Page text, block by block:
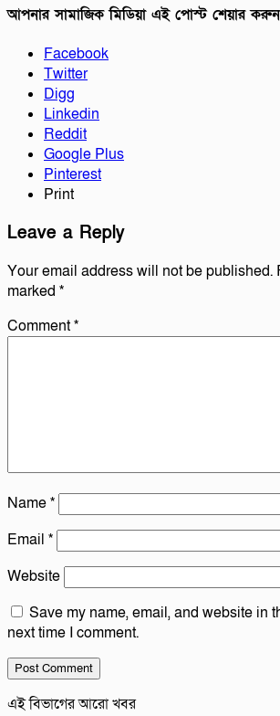
আপনার সামাজিক মিডিয়া এই পোস্ট শেয়ার করুন
Facebook
Twitter
Digg
Linkedin
Reddit
Google Plus
Pinterest
Print
Leave a Reply
Your email address will not be published.
marked *
Comment*
Name*
Email *
Website
Save my name, email, and website in
next time I comment.
এই বিভাগের আরো খবর